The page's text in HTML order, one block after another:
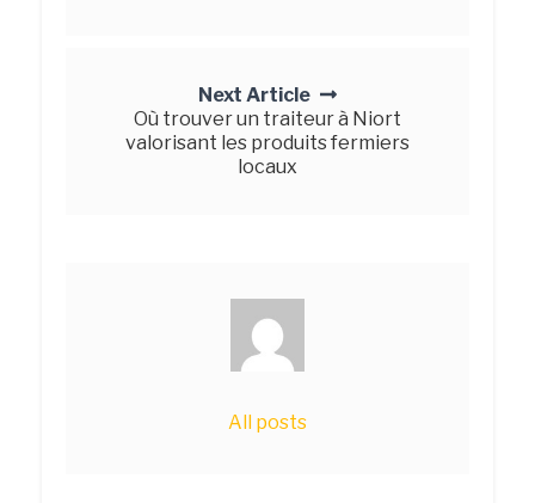
Next Article
Où trouver un traiteur à Niort
valorisant les produits fermiers
locaux
All posts